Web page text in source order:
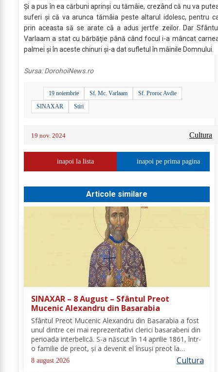
Şi a pus în ea cărbuni aprinşi cu tămâie, crezând că nu va
suferi şi că va arunca tămâia peste altarul idolesc, pentru
prin aceasta să se arate că a adus jertfe zeilor. Dar
Varlaam a stat cu bărbăţie până când focul i-a mâncat
palmei şi în aceste chinuri şi-a dat sufletul în mâinile Domnului.
Sursa:DorohoiNews.ro
19 noiembrie Sf. Mc. Varlaam
Sf. Proroc Avdie
SINAXAR
Stiri
19 nov. 2024 Cultura
inapoi la lista inapoi pe prima pagina
Articole similare
SINAXAR – 8 August – Sfântul Preot
Mucenic Alexandru din Basarabia
Sfântul Preot Mucenic Alexandru din Basarabia a fost
unul dintre cei mai reprezentativi clerici basarabeni din
perioada interbelică. S-a născut în 14 aprilie 1861, într-
o familie de preot, și a devenit el însuși preot la
Biserica „Aleksandr Nevski” din Călăraşi-sat, în
Republica Moldova de azi. A...
8 august 2026 Cultura